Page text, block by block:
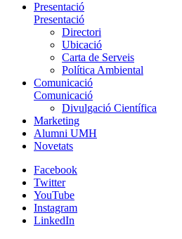
Presentació
Presentació
Directori
Ubicació
Carta de Serveis
Política Ambiental
Comunicació
Comunicació
Divulgació Científica
Marketing
Alumni UMH
Novetats
Facebook
Twitter
YouTube
Instagram
LinkedIn